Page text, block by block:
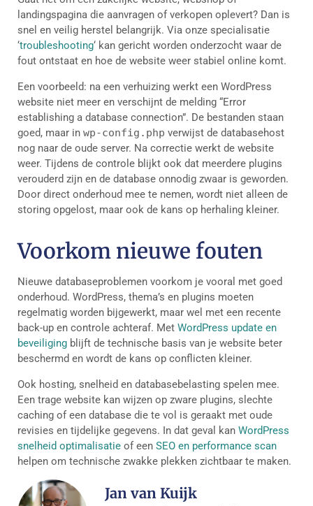
landingspagina die aanvragen of verkopen oplevert? Dan is
snel en veilig herstel belangrijk. Via onze specialisatie
‘troubleshooting‘ kan gericht worden onderzocht waar de
fout ontstaat en hoe de website weer stabiel online komt.
Een voorbeeld: na een verhuizing werkt een WordPress
website niet meer en verschijnt de melding “Error
establishing a database connection”. De bestanden staan
goed, maar in wp-config.php verwijst de databasehost
nog naar de oude server. Na correctie werkt de website
weer. Tijdens de controle blijkt ook dat meerdere plugins
verouderd zijn en de database onnodig zwaar is geworden.
Door direct onderhoud mee te nemen, wordt niet alleen de
storing opgelost, maar ook de kans op herhaling kleiner.
Voorkom nieuwe fouten
Nieuwe databaseproblemen voorkom je vooral met goed
onderhoud. WordPress, thema’s en plugins moeten
regelmatig worden bijgewerkt, maar wel met een recente
back-up en controle achteraf. Met WordPress update en
beveiliging blijft de technische basis van je website beter
beschermd en wordt de kans op conflicten kleiner.
Ook hosting, snelheid en databasebelasting spelen mee.
Een trage website kan wijzen op zware plugins, slechte
caching of een database die te vol is geraakt met oude
revisies en tijdelijke gegevens. In dat geval kan WordPress
snelheid optimalisatie of een SEO en performance scan
helpen om technische zwakke plekken zichtbaar te maken.
Jan van Kuijk